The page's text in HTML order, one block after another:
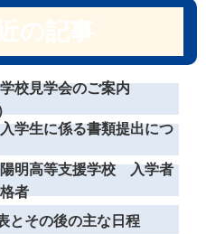
校見学会のご案内
学生に係る書類提出につ
明高等支援学校 入学者
者
とその後の主な日程